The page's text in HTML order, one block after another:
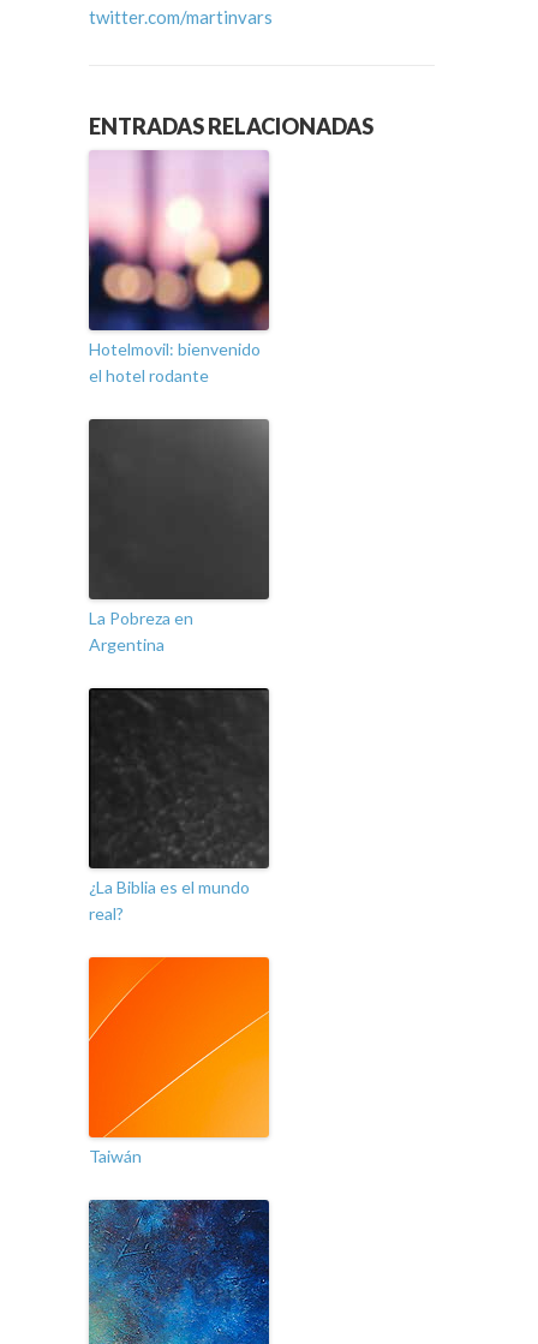
twitter.com/martinvars
ENTRADAS RELACIONADAS
Hotelmovil: bienvenido
el hotel rodante
La Pobreza en
Argentina
¿La Biblia es el mundo
real?
Taiwán